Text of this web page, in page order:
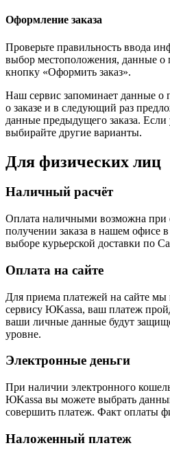
Оформление заказа
Проверьте правильность ввода
выбор местоположения, данные о
кнопку «Оформить заказ».
Наш сервис запоминает данные о
о заказе и в следующий раз
данные предыдущего заказа. Если
выбирайте другие варианты.
Для физических лиц
Наличный расчёт
Оплата наличными возможна при
получении заказа в нашем офисе
выборе курьерской доставки по
Оплата на сайте
Для приема платежей на сайте
сервису ЮKassa, ваш платеж
ваши личные данные будут
уровне.
Электронные деньги
При наличии электронного
ЮKassa вы можете выбрать
совершить платеж. Факт оплаты
Наложенный платеж